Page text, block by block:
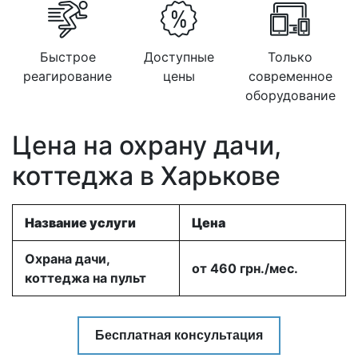
Быстрое
реагирование
Доступные
цены
Только
современное
оборудование
Цена на охрану дачи,
коттеджа в Харькове
Название услуги Цена
Охрана дачи,
коттеджа на пульт
от 460 грн./мес.
Бесплатная консультация